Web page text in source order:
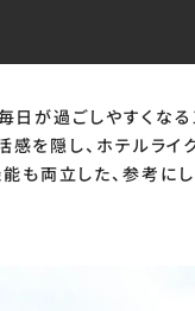
日が過ごしやすくな
を隠し、ホテルライ
両立した、参考に